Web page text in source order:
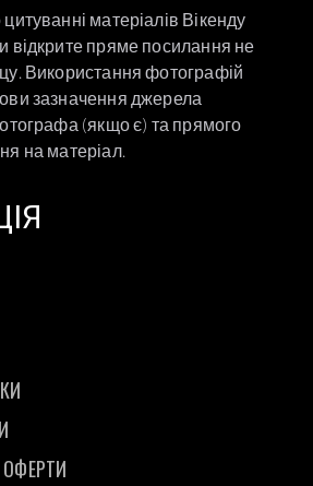
матеріалів Вікенду
відкрите пряме посилання не
Використання фотографій
зазначення джерела
(якщо є) та прямого
на матеріал.
ОФЕРТИ